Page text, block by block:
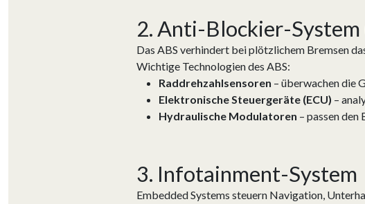
2. Anti-Blockier-System
Das ABS verhindert bei plötzlichem Bremsen
Wichtige Technologien des ABS:
Raddrehzahlsensoren – überwachen die
Elektronische Steuergeräte (ECU) –
Hydraulische Modulatoren – passen den
3. Infotainment-System
Embedded Systems steuern Navigation,